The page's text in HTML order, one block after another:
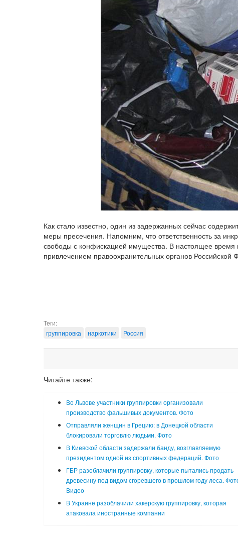
Как стало известно, один из задержанных сейчас
меры пресечения. Напомним, что ответственность за
свободы с конфискацией имущества. В настоящее время
привлечением правоохранительных органов Российской
Теги:
группировка
наркотики Россия
Читайте также:
Во Львове участники группировки организовали
производство фальшивых документов. Фото
Отправляли женщин в Грецию: в Донецкой области
блокировали торговлю людьми. Фото
В Киевской области задержали банду, возглавляемую
президентом одной из спортивных федераций. Фото
ГБР разоблачили группировку, которые пытались продать
древесину под видом сгоревшего в прошлом году леса.
Видео
В Украине разоблачили хакерскую группировку, которая
атаковала иностранные компании